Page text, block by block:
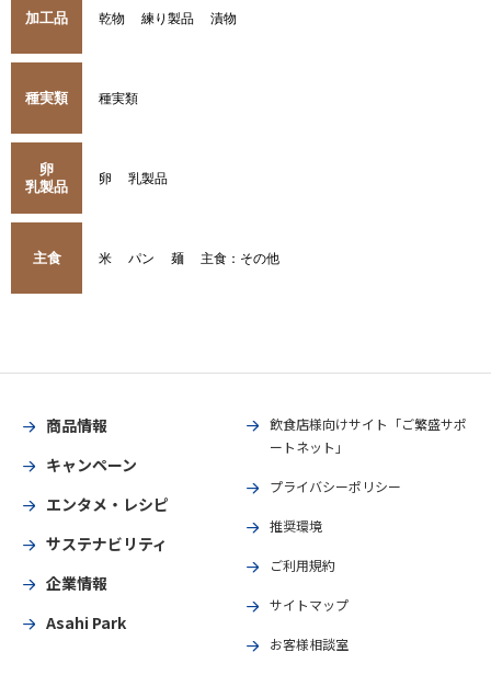
加工品 乾物 練り製品 漬物
種実類 種実類
卵
乳製品
卵 乳製品
主食 米 パン 麺 主食：その他
商品情報
キャンペーン
エンタメ・レシピ
サステナビリティ
企業情報
Asahi Park
飲食店様向けサイト「ご繁盛サポ
ートネット」
プライバシーポリシー
推奨環境
ご利用規約
サイトマップ
お客様相談室